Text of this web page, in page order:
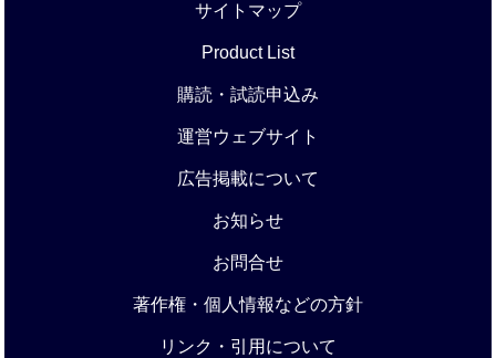
サイトマップ
Product List
購読・試読申込み
運営ウェブサイト
広告掲載について
お知らせ
お問合せ
著作権・個人情報などの方針
リンク・引用について